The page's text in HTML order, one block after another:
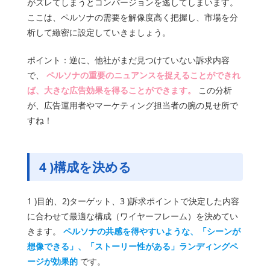
がズレてしまうとコンバージョンを逃してしまいます。
ここは、ペルソナの需要を解像度高く把握し、市場を分
析して緻密に設定していきましょう。
ポイント：逆に、他社がまだ見つけていない訴求内容
で、
ペルソナの重要のニュアンスを捉えることができれ
ば、大きな広告効果を得ることができます。
この分析
が、広告運用者やマーケティング担当者の腕の見せ所で
すね！
4 )構成を決める
1 )目的、2)ターゲット、3 )訴求ポイントで決定した内容
に合わせて最適な構成（ワイヤーフレーム）を決めてい
きます。
ペルソナの共感を得やすいような、「シーンが
想像できる」、「ストーリー性がある」ランディングペ
ージが効果的 です。